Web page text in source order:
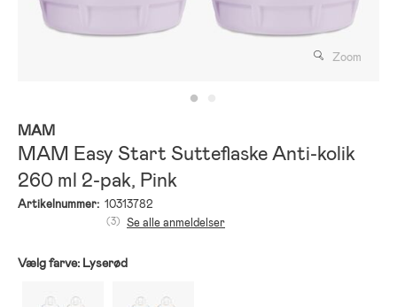
Zoom
MAM
MAM Easy Start Sutteflaske Anti-kolik
260 ml 2-pak, Pink
Artikelnummer: 10313782
(3) Se alle anmeldelser
Vælg farve: Lyserød